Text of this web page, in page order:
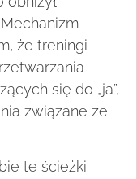
że treningi
się do „ja”,
związane ze
te ścieżki –